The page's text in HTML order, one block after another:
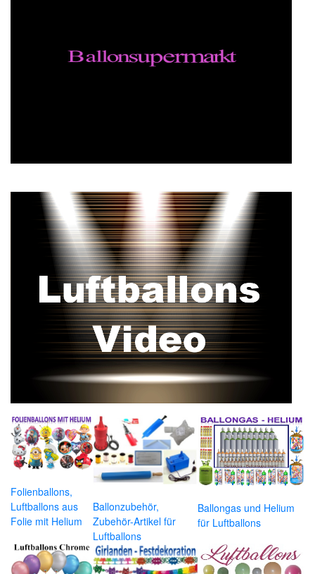
Folienballons,
Luftballons aus
Folie mit Helium
Ballonzubehör,
Zubehör-Artikel für
Luftballons
Ballongas und Helium
für Luftballons